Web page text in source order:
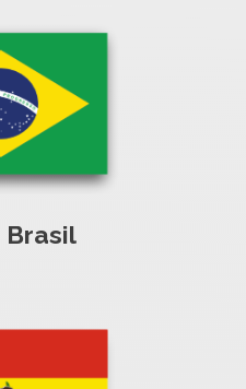
Brasil